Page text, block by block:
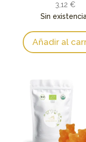
3,12€
Sin
Añadir al